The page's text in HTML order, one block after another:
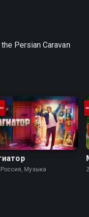
Persian Caravan
Музыка